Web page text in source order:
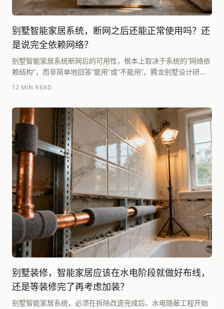
别墅智能家居系统，断网之后还能正常使用吗？还
是说完全依赖网络？
别墅智能家居系统断网后的可用性，根本上取决于系统的“网络依
赖结构”，而非简单地回答“能用”或“不能用”。腾龙别墅设计研究
12 MIN READ
别墅装修，智能家居应该在水电阶段就做好布线，
还是等装修完了再考虑加装？
别墅智能家居系统，必须在拆除改造完成后、水电隐蔽工程开始